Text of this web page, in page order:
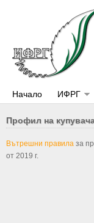
Начало ИФРГ
Профил на
Вътрешни правила за
от 2019 г.